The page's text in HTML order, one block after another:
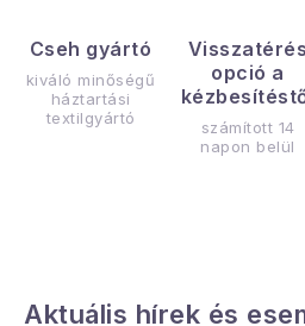
Cseh gyártó
kiváló minőségű
háztartási
textilgyártó
Visszatérés
opció a
számított 14
napon belül
Aktuális hírek és